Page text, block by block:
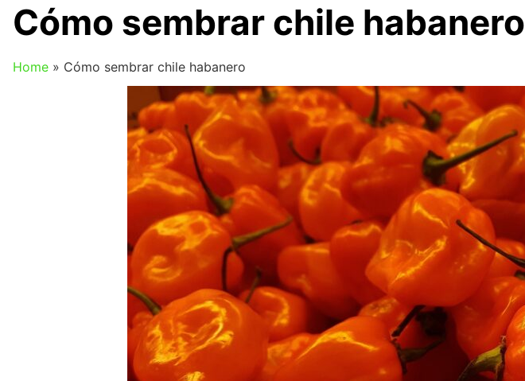
Cómo sembrar chile habanero
Home » Cómo sembrar chile habanero